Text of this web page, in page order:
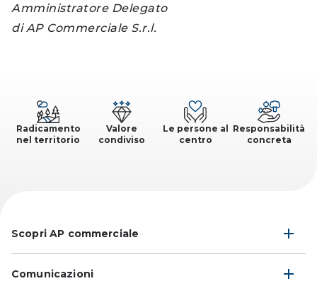
Amministratore Delegato
di AP Commerciale S.r.l.
Radicamento
nel territorio
Valore
condiviso
Le persone al
centro
Responsabilità
concreta
Scopri AP commerciale
Comunicazioni